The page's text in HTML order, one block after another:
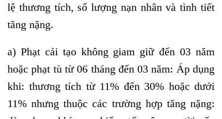
lệ thương tích, số lượng nạn nhân và tình tiết
tăng nặng.
a) Phạt cải tạo không giam giữ đến 03 năm
hoặc phạt tù từ 06 tháng đến 03 năm: Áp dụng
khi: thương tích từ 11% đến 30% hoặc dưới
11% nhưng thuộc các trường hợp tăng nặng: